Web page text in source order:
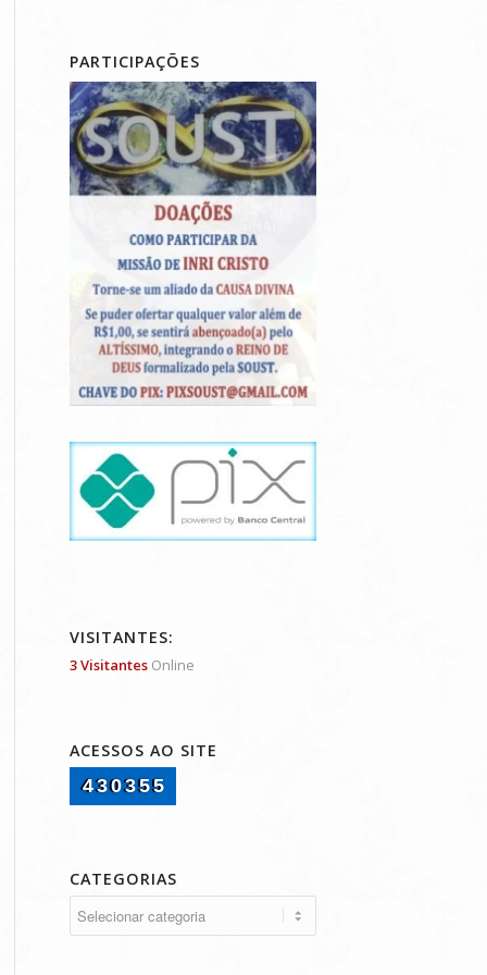
PARTICIPAÇÕES
VISITANTES:
3 VisitantesOnline
ACESSOS AO SITE
430355
CATEGORIAS